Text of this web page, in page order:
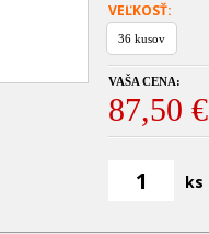
VEĽKOSŤ:
36 kusov
VAŠA CENA:
87,50 €
ks